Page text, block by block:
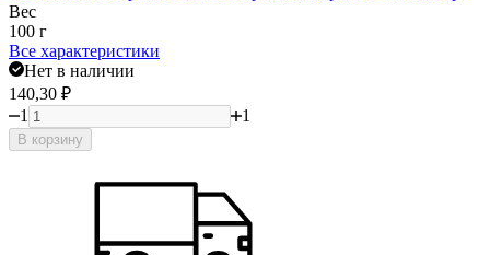
Вес
100 г
Все характеристики
Нет в наличии
140,30 ₽
1
1
В корзину